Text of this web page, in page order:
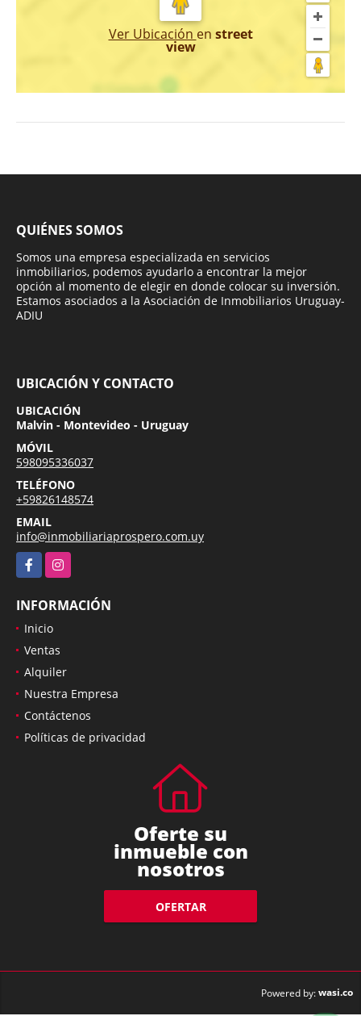
Ver Ubicación en street
view
QUIÉNES SOMOS
Somos una empresa especializada en servicios
inmobiliarios, podemos ayudarlo a encontrar la mejor
opción al momento de elegir en donde colocar su inversión.
Estamos asociados a la Asociación de Inmobiliarios Uruguay-
ADIU
UBICACIÓN Y CONTACTO
UBICACIÓN
Malvin - Montevideo - Uruguay
MÓVIL
598095336037
TELÉFONO
+59826148574
EMAIL
info@inmobiliariaprospero.com.uy
FacebookInstagram
INFORMACIÓN
Inicio
Ventas
Alquiler
Nuestra Empresa
Contáctenos
Políticas de privacidad
Oferte su
inmueble con
nosotros
OFERTAR
Powered by:wasi.co